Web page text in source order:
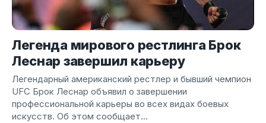
Легенда мирового рестлинга Брок
Леснар завершил карьеру
Легендарный американский рестлер и бывший чемпион
UFC Брок Леснар объявил о завершении
профессиональной карьеры во всех видах боевых
искусств. Об этом сообщает...